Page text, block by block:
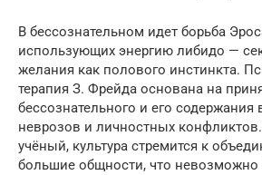
В бессознательном идет борьба
использующих энергию либидо —
желания как полового инстинкта.
терапия З. Фрейда основана на
бессознательного и его содержания
неврозов и личностных
учёный, культура стремится к
большие общности, что невозможно